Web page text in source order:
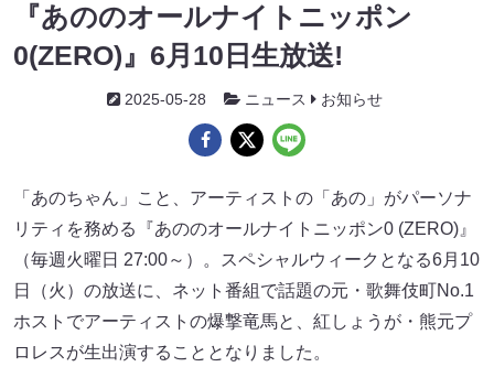
『あののオールナイトニッポン
0(ZERO)』6月10日生放送!
2025-05-28 ニュース お知らせ
「あのちゃん」こと、アーティストの「あの」がパーソナ
リティを務める『あののオールナイトニッポン0 (ZERO)』
（毎週火曜日 27:00～）。スペシャルウィークとなる6月10
日（火）の放送に、ネット番組で話題の元・歌舞伎町No.1
ホストでアーティストの爆撃竜馬と、紅しょうが・熊元プ
ロレスが生出演することとなりました。